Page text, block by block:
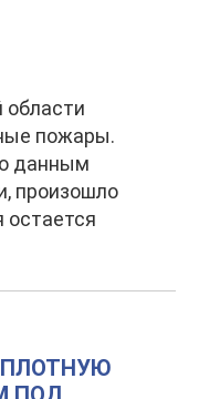
области
пожары.
данным
произошло
остается